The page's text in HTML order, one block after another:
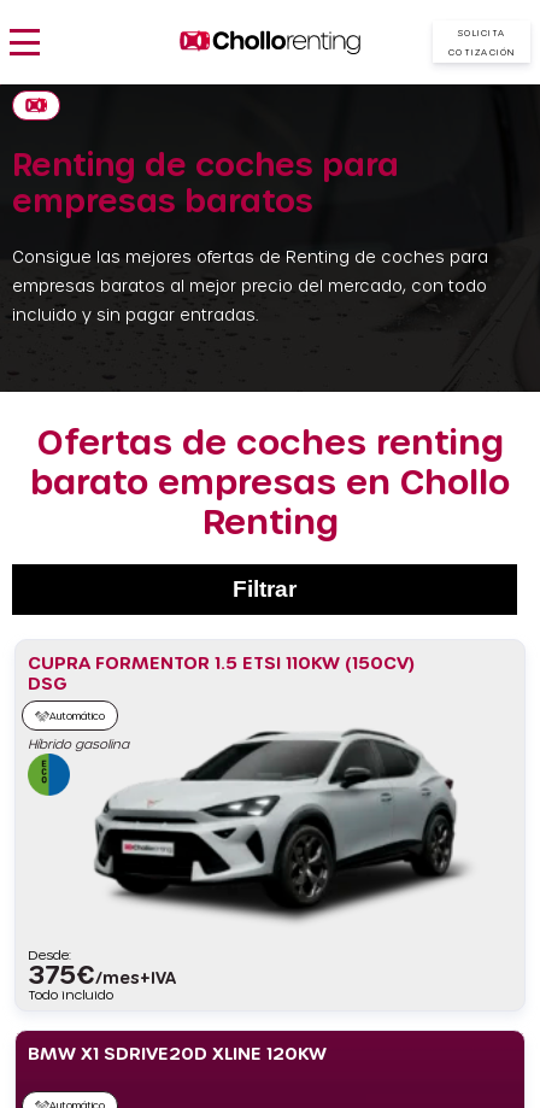
SOLICITA
COTIZACIÓN
Renting de coches para
empresas baratos
Consigue las mejores ofertas de Renting de coches para
empresas baratos al mejor precio del mercado, con todo
incluido y sin pagar entradas.
Ofertas de coches renting
barato empresas en Chollo
Renting
Filtrar
CUPRA FORMENTOR 1.5 ETSI 110KW (150CV)
DSG
Automático
Híbrido gasolina
Desde:
375€/mes+IVA
Todo incluido
BMW X1 SDRIVE20D XLINE 120KW
Automático